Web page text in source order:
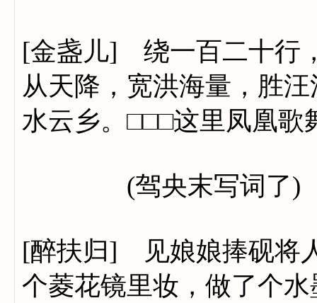
[金盏儿] 绕一百二十行
从天降，宽洪海量，胜
水云乡。□□□这里凤凰歌
(驾央末写词了)
[醉扶归] 见娘娘捧砚将
个菱花镜里妆，做了个